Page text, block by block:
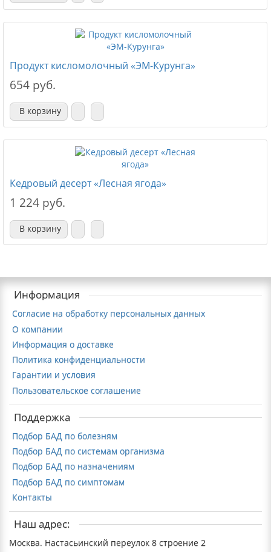
Продукт кисломолочный «ЭМ-Курунга»
654 руб.
В корзину
Кедровый десерт «Лесная ягода»
1 224 руб.
В корзину
Информация
Согласие на обработку персональных данных
О компании
Информация о доставке
Политика конфиденциальности
Гарантии и условия
Пользовательское соглашение
Поддержка
Подбор БАД по болезням
Подбор БАД по системам организма
Подбор БАД по назначениям
Подбор БАД по симптомам
Контакты
Наш адрес:
Москва. Настасьинский переулок 8 строение 2